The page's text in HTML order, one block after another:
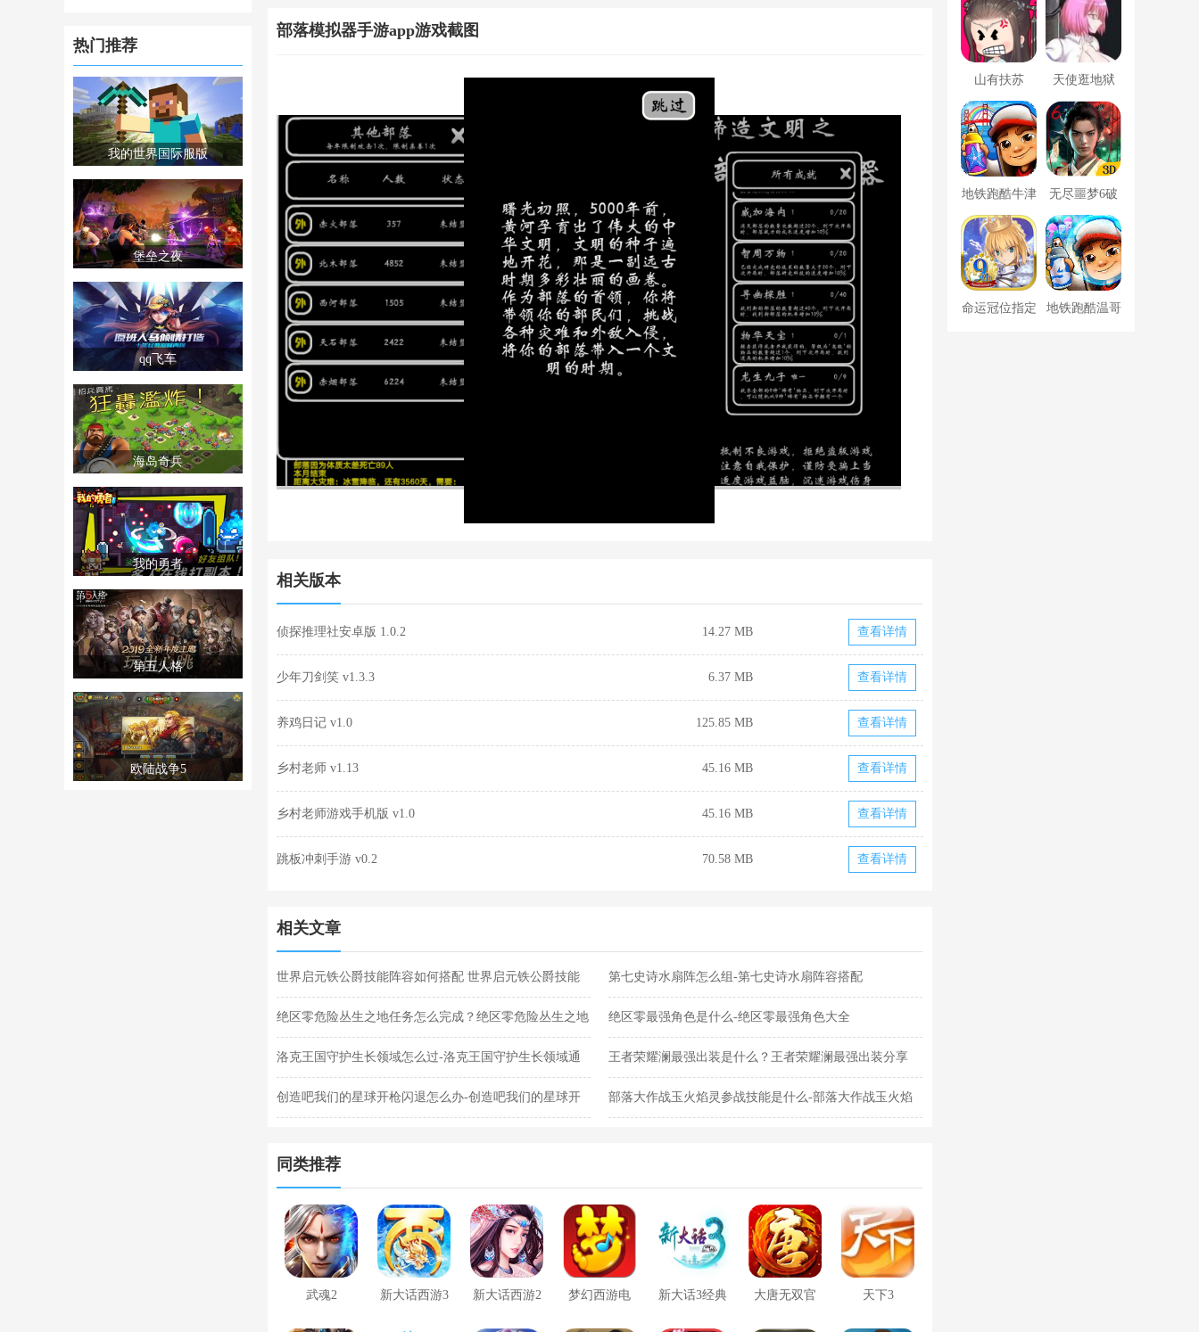
热门推荐
我的世界国际服版
堡垒之夜
qq飞车
海岛奇兵
我的勇者
第五人格
欧陆战争5
部落模拟器手游app游戏截图
相关版本
侦探推理社安卓版 1.0.2 14.27 MB 查看详情
少年刀剑笑 v1.3.3 6.37 MB 查看详情
养鸡日记 v1.0 125.85 MB 查看详情
乡村老师 v1.13 45.16 MB 查看详情
乡村老师游戏手机版 v1.0 45.16 MB 查看详情
跳板冲刺手游 v0.2 70.58 MB 查看详情
相关文章
世界启元铁公爵技能阵容如何搭配 世界启元铁公爵技能
阵容搭配合集
第七史诗水扇阵怎么组-第七史诗水扇阵容搭配
绝区零危险丛生之地任务怎么完成？绝区零危险丛生之地
任务完成攻略
绝区零最强角色是什么-绝区零最强角色大全
洛克王国守护生长领域怎么过-洛克王国守护生长领域通
关攻略
王者荣耀澜最强出装是什么？王者荣耀澜最强出装分享
创造吧我们的星球开枪闪退怎么办-创造吧我们的星球开 部落大作战玉火焰灵参战技能是什么-部落大作战玉火焰
同类推荐
武魂2 新大话西游3 新大话西游2 梦幻西游电 新大话3经典 大唐无双官 天下3
山有扶苏 天使逛地狱
地铁跑酷牛津
版内置菜单
无尽噩梦6破
解版内置菜单
MOD修改器
命运冠位指定 地铁跑酷温哥